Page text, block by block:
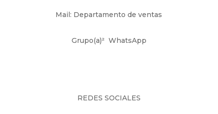
Mail: Departamento de ventas
Grupo(a)² WhatsApp
REDES SOCIALES